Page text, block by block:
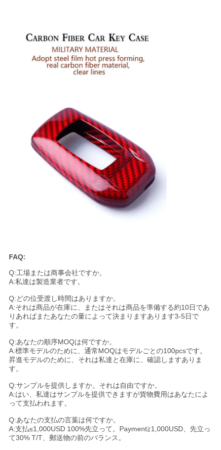
FAQ:
Q:工場または商事会社ですか。
A:私達は製造業者です。
Q:どの位受渡し時間はありますか。
A:それは商品が在庫に、またはそれは商品を準備する約10日であ
りあればまたあなたの量によって決まりますあります3-5日で
す。
Q:あなたの順序MOQは何ですか。
A:標準モデルのために、通常MOQはモデルごとの100pcsです。
昇進モデルのために、それは私達と在庫に、確認しますありま
す。
Q:サンプルを提供しますか。それは自由ですか。
A:はい、私達はサンプルを提供できますが貨物費用はあなたによ
って支払われます。
Q:あなたの支払の言葉は何ですか。
A:支払≤1,000USD 100%先立って。Payment≧1,000USD、先立っ
て30% T/T、郵送物の前のバランス。